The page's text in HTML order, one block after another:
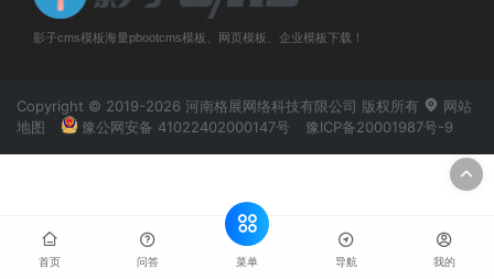
影子cms模板海量pbootcms模板、网页模板、企业模板下载！
Copyright © 2019-2026 河南格展网络科技有限公司 版权所有
网站
地图
豫公网安备 41022402000147号 豫ICP备20001987号-9
首页 问答 菜单 导航 我的